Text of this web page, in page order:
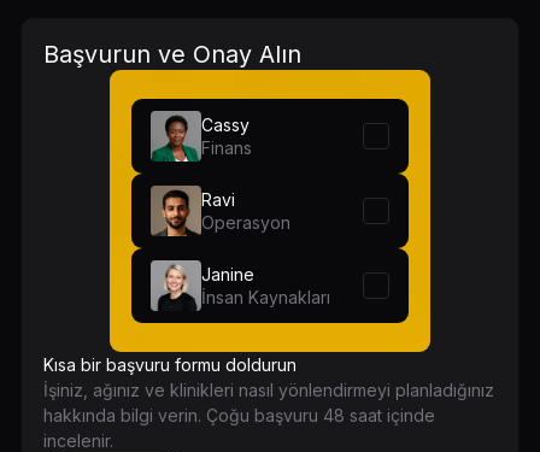
Başvurun ve Onay Alın
Cassy
Finans
Ravi
Operasyon
Janine
İnsan Kaynakları
Kısa bir başvuru formu doldurun
İşiniz, ağınız ve klinikleri nasıl yönlendirmeyi planladığınız
hakkında bilgi verin. Çoğu başvuru 48 saat içinde
incelenir.